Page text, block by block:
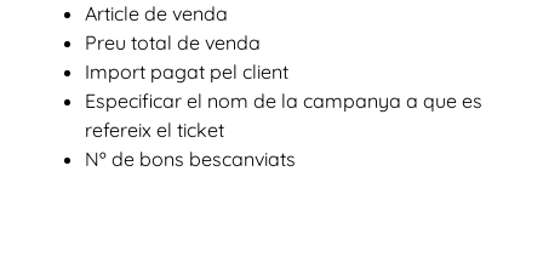
Article de venda
Preu total de venda
Import pagat pel client
Especificar el nom de la campanya a que es
refereix el ticket
Nº de bons bescanviats